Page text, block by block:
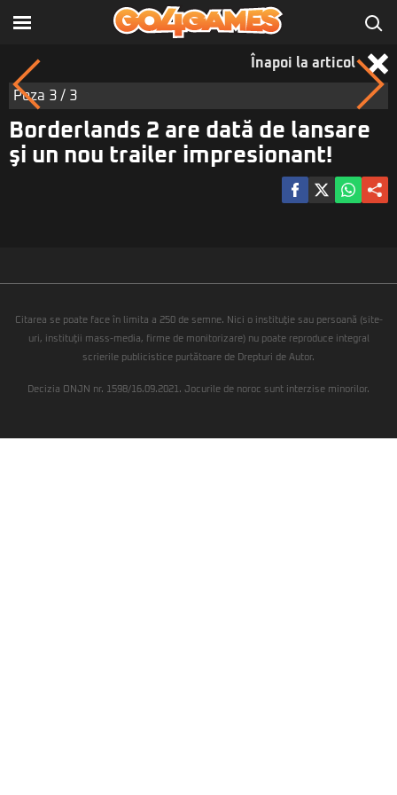
Înapoi la articol
Poza 3 / 3
Borderlands 2 are dată de lansare
şi un nou trailer impresionant!
Citarea se poate face în limita a 250 de semne. Nici o instituţie sau persoană (site-
uri, instituţii mass-media, firme de monitorizare) nu poate reproduce integral
scrierile publicistice purtătoare de Drepturi de Autor.
Decizia ONJN nr. 1598/16.09.2021. Jocurile de noroc sunt interzise minorilor.